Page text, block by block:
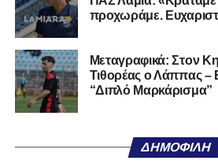
του καναλιού Hellenic Football
YouTube, με καλεσμένο τον
Τρικάλων,Νίκο Μπαδήμα
Ερασιτεχνών.
Ακολουθήστε το
υπόλοιπο κόσμο. Ακολουθήστε το
Twitterκαι στο
προχωράμε.
Μεταγραφικά: Στον
Τιθορέας ο Λάππας –
“Διπλό Μαρκάρισμα”
ΔΗΜΟΦΙΛΉ